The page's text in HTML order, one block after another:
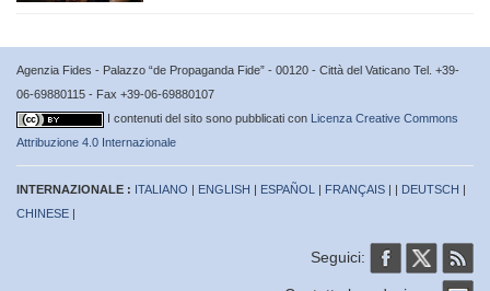
Agenzia Fides - Palazzo “de Propaganda Fide” - 00120 - Città del Vaticano Tel. +39-
06-69880115 - Fax +39-06-69880107
I contenuti del sito sono pubblicati con Licenza Creative Commons
Attribuzione 4.0 Internazionale
INTERNAZIONALE : ITALIANO | ENGLISH | ESPAÑOL | FRANÇAIS | | DEUTSCH |
CHINESE |
Seguici: